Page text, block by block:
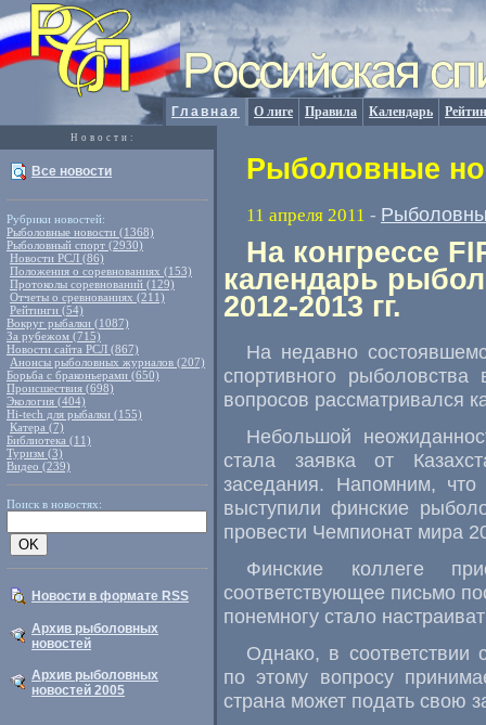
Главная О лиге Правила Календарь
Новости:
Все новости
Рубрики новостей:
Рыболовные новости (1368)
Рыболовный спорт (2930)
Новости РСЛ (86)
Положения о соревнованиях (153)
Протоколы соревнований (129)
Отчеты о сревнованиях (211)
Рейтинги (54)
Вокруг рыбалки (1087)
За рубежом (715)
Новости сайта РСЛ (867)
Анонсы рыболовных журналов (207)
Борьба с браконьерами (650)
Происшествия (698)
Экология (404)
Hi-tech для рыбалки (155)
Катера (7)
Библиотека (11)
Туризм (3)
Видео (239)
Поиск в новостях:
Новости в формате RSS
Архив рыболовных
новостей
Архив рыболовных
новостей 2005
Рыболовные
11 апреля 2011 -
На конгрессе
календарь
2012-2013 гг.
На недавно
спортивного
вопросов рассматривался
Небольшой
стала заявка от
заседания. Напомним,
выступили финские
провести Чемпионат мира
Финские коллеге
соответствующее письмо
понемногу стало
Однако, в
по этому вопросу
страна может подать свою